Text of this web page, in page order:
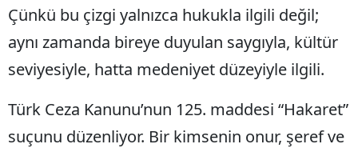
Isparta
Mersin
Çünkü bu çizgi yalnızca hukukla ilgili değil;
aynı zamanda bireye duyulan saygıyla, kültür
seviyesiyle, hatta medeniyet düzeyiyle ilgili.
Türk Ceza Kanunu’nun 125. maddesi “Hakaret”
suçunu düzenliyor. Bir kimsenin onur, şeref ve